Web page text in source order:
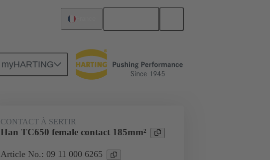
myHARTING
Électrique 09 11 000 6265
CONTACT À SERTIR
Han TC650 female contact 185mm²
Article No.: 09 11 000 6265